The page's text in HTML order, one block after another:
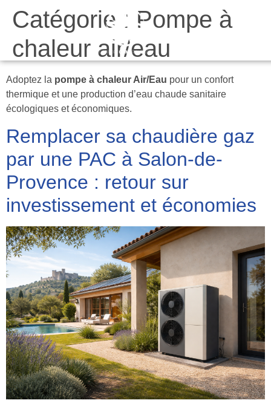
Catégorie : Pompe à
chaleur air/eau
Adoptez la pompe à chaleur Air/Eau pour un confort
thermique et une production d’eau chaude sanitaire
écologiques et économiques.
Remplacer sa chaudière gaz
par une PAC à Salon-de-
Provence : retour sur
investissement et économies